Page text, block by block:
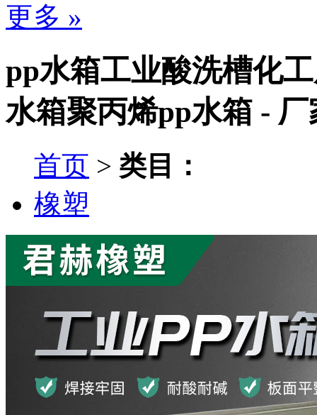
更多 »
pp水箱工业酸洗槽化
水箱聚丙烯pp水箱 -
首页 > 类目：
橡塑